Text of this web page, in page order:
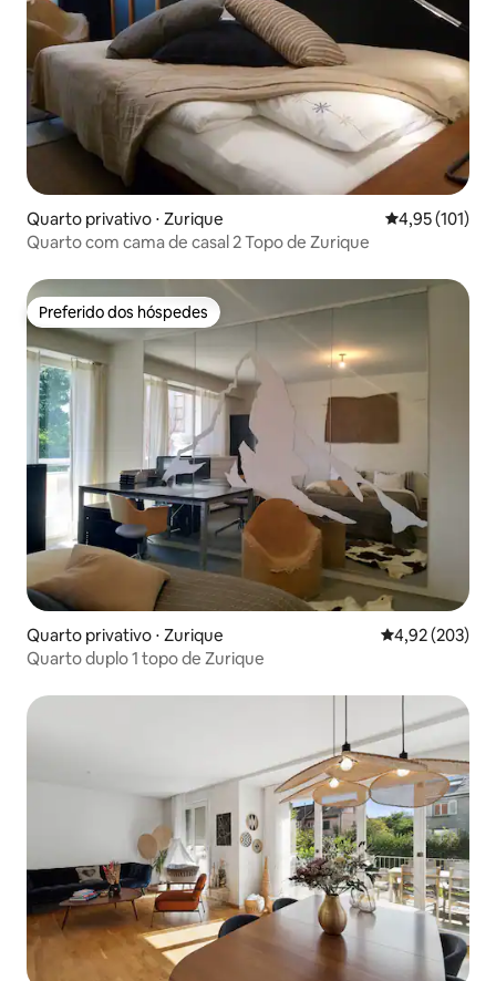
Quarto privativo ⋅ Zurique 4,95 de uma
4,95 (101)
Quarto com cama de casal 2 Topo de Zurique
Preferido dos hóspedes
Preferido dos hóspedes
Quarto privativo ⋅ Zurique 4,92 de uma
4,92 (203)
Quarto duplo 1 topo de Zurique